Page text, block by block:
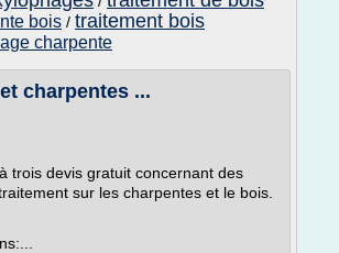
bois / traitement bois
charpente
charpentes ...
trois devis gratuit concernant des
sur les charpentes et le bois.